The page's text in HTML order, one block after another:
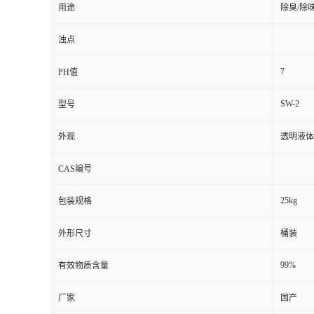
用途 除臭/除
浊点
PH值 7
型号 SW-2
外观 透明液体
CAS编号
包装规格 25kg
外形尺寸 桶装
有效物质含量 99%
厂家 国产